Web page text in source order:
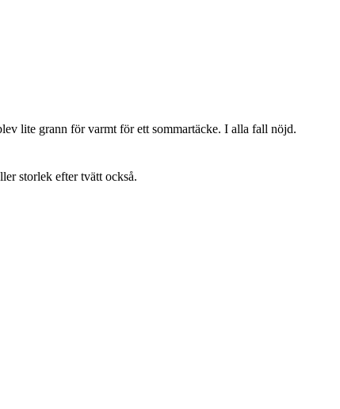
lite grann för varmt för ett sommartäcke. I alla fall nöjd.
storlek efter tvätt också.